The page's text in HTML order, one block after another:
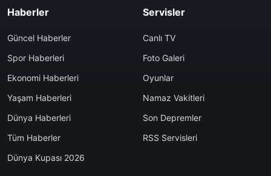
Haberler
Güncel Haberler
Spor Haberleri
Ekonomi Haberleri
Yaşam Haberleri
Dünya Haberleri
Tüm Haberler
Dünya Kupası 2026
Servisler
Canlı TV
Foto Galeri
Oyunlar
Namaz Vakitleri
Son Depremler
RSS Servisleri